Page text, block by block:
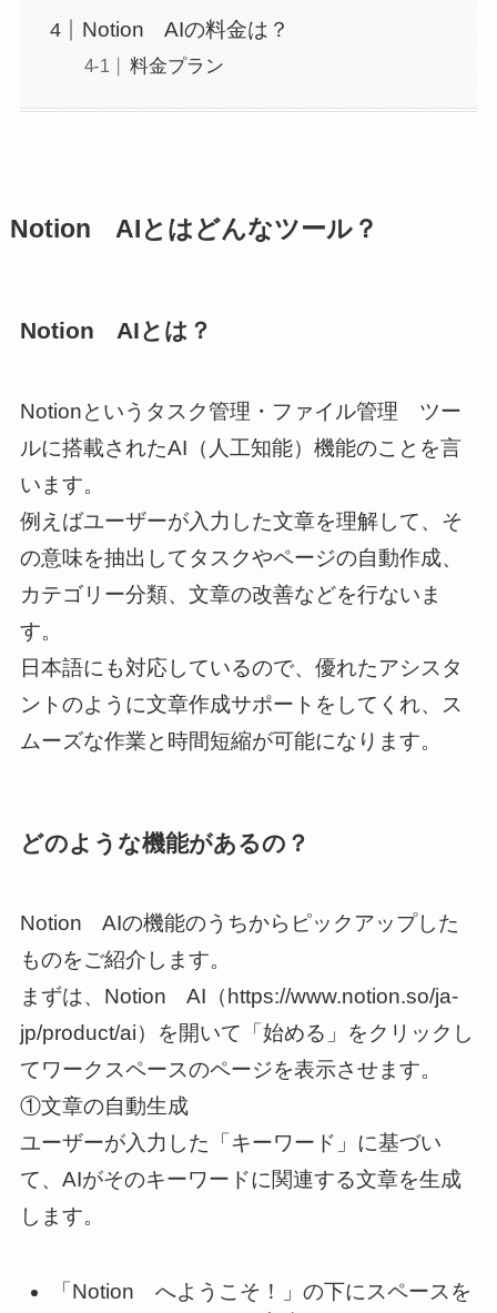
Notion AIの料金は？
料金プラン
Notion AIとはどんなツール？
Notion AIとは？
Notionというタスク管理・ファイル管理 ツー
ルに搭載されたAI（人工知能）機能のことを言
います。
例えばユーザーが入力した文章を理解して、そ
の意味を抽出してタスクやページの自動作成、
カテゴリー分類、文章の改善などを行ないま
す。
日本語にも対応しているので、優れたアシスタ
ントのように文章作成サポートをしてくれ、ス
ムーズな作業と時間短縮が可能になります。
どのような機能があるの？
Notion AIの機能のうちからピックアップした
ものをご紹介します。
まずは、Notion AI（https://www.notion.so/ja-
jp/product/ai）を開いて「始める」をクリックし
てワークスペースのページを表示させます。
①文章の自動生成
ユーザーが入力した「キーワード」に基づい
て、AIがそのキーワードに関連する文章を生成
します。
「Notion へようこそ！」の下にスペースを